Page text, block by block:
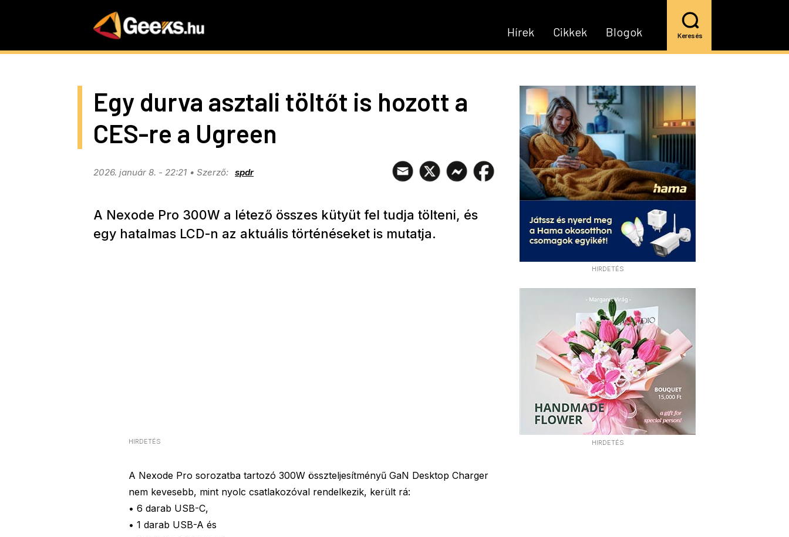
Blogok
Cikkek
Hírek Keresés
HIRDETÉS
HIRDETÉS
Egy durva asztali töltőt is hozott a
CES-re a Ugreen
2026. január 8. - 22:21 spdr
A Nexode Pro 300W a létező összes kütyüt fel tudja tölteni, és
egy hatalmas LCD-n az aktuális történéseket is mutatja.
HIRDETÉS
A Nexode Pro sorozatba tartozó 300W összteljesítményű GaN Desktop Charger
nem kevesebb, mint nyolc csatlakozóval rendelkezik, került rá:
• 6 darab USB-C,
• 1 darab USB-A és